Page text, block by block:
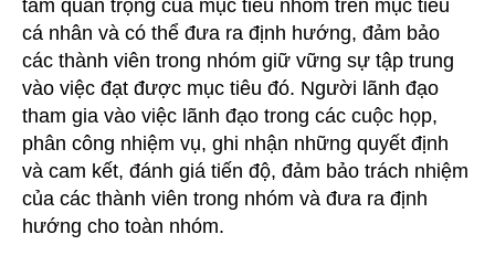
tầm quan trọng của mục tiêu nhóm trên mục tiêu
cá nhân và có thể đưa ra định hướng, đảm bảo
các thành viên trong nhóm giữ vững sự tập trung
vào việc đạt được mục tiêu đó. Người lãnh đạo
tham gia vào việc lãnh đạo trong các cuộc họp,
phân công nhiệm vụ, ghi nhận những quyết định
và cam kết, đánh giá tiến độ, đảm bảo trách nhiệm
của các thành viên trong nhóm và đưa ra định
hướng cho toàn nhóm.